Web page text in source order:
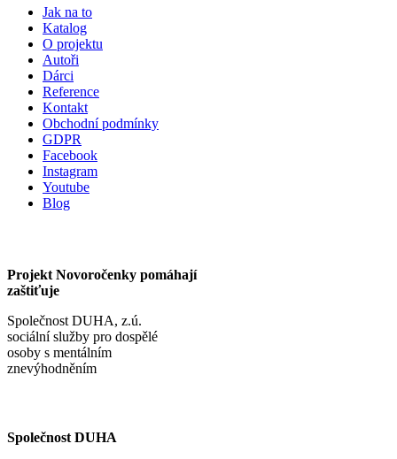
Jak na to
Katalog
O projektu
Autoři
Dárci
Reference
Kontakt
Obchodní podmínky
GDPR
Facebook
Instagram
Youtube
Blog
Projekt Novoročenky pomáhají
zaštiťuje
Společnost DUHA, z.ú.
sociální služby pro dospělé
osoby s mentálním
znevýhodněním
Společnost DUHA